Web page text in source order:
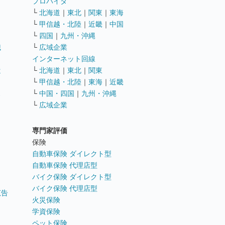
└ 北海道 ｜ 東北 ｜ 関東 ｜ 東海
└ 甲信越・北陸 ｜ 近畿 ｜ 中国
└ 四国 ｜ 九州・沖縄
└ 広域企業
インターネット回線
└ 北海道 ｜ 東北 ｜ 関東
└ 甲信越・北陸 ｜ 東海 ｜ 近畿
└ 中国・四国 ｜ 九州・沖縄
└ 広域企業
専門家評価
保険
自動車保険 ダイレクト型
自動車保険 代理店型
バイク保険 ダイレクト型
バイク保険 代理店型
火災保険
学資保険
ペット保険